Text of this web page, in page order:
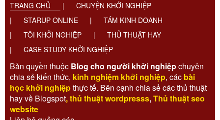
TRANG CHỦ |
CHUYỆN KHỞI NGHIỆP
|
STARUP ONLINE |
TÁM KINH DOANH
|
TÔI KHỞI NGHIỆP |
THỦ THUẬT HAY
|
CASE STUDY KHỞI NGHIỆP
Bản quyền thuộc Blog cho người khởi nghiệpchuyên
chia sẻ kiến thức, kinh nghiệm khởi nghiệp, các bài
học khởi nghiệpthực tế. Bên cạnh chia sẻ các thủ thuật
hay về Blogspot,thủ thuật wordpresss,Thủ thuật seo
website